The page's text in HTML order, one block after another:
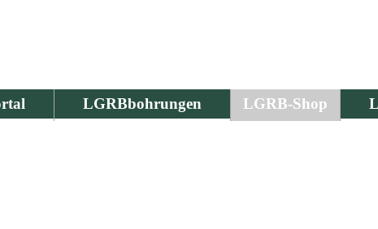
LGRBbohrungen LGRB-Shop